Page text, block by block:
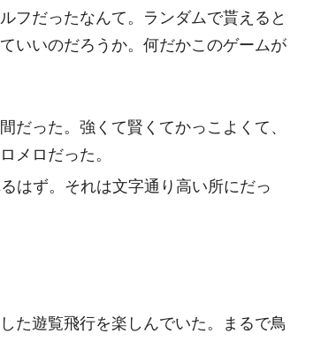
フだったなんて。ランダムで貰えると
いいのだろうか。何だかこのゲームが
った。強くて賢くてかっこよくて、
メロだった。
はず。それは文字通り高い所にだっ
た遊覧飛行を楽しんでいた。まるで鳥